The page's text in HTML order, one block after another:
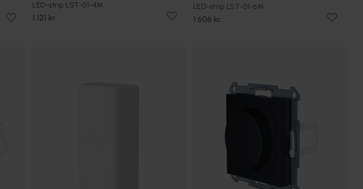
LED-strip LST-01-4M
1 121 kr.
LED-strip LST-01-6M
1 606 kr.